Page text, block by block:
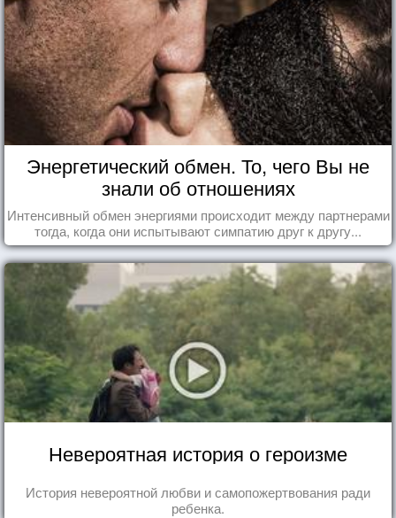
Энергетический обмен. То, чего Вы не
знали об отношениях
Интенсивный обмен энергиями происходит между партнерами
тогда, когда они испытывают симпатию друг к другу...
Невероятная история о героизме
История невероятной любви и самопожертвования ради
ребенка.